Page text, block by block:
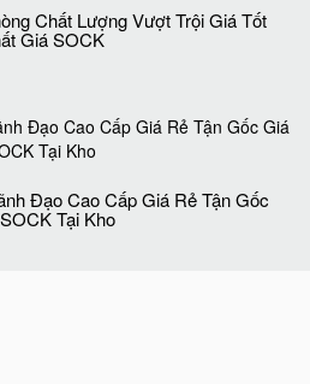
Chất Lượng Vượt Trội Giá Tốt
Giá SOCK
Đạo Cao Cấp Giá Rẻ Tận Gốc
Tại Kho